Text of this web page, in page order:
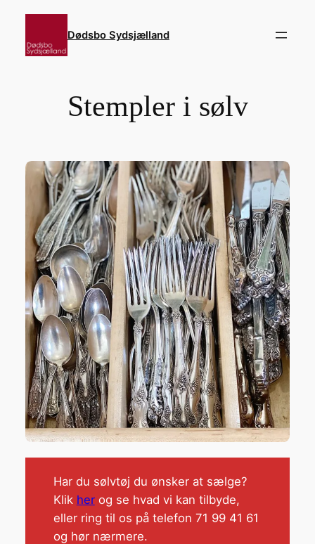
indhold
Dødsbo Sydsjælland
Stempler i sølv
Har du sølvtøj du ønsker at sælge?
Klik herog se hvad vi kan tilbyde,
eller ring til os på telefon 71 99 41 61
og hør nærmere.